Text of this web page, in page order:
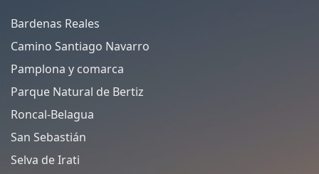
Bardenas Reales
Camino Santiago Navarro
Pamplona y comarca
Parque Natural de Bertiz
Roncal-Belagua
San Sebastián
Selva de Irati